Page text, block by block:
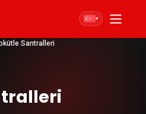
▾
Santralleri